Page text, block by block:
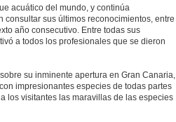
acuático del mundo, y continúa
sus últimos reconocimientos, entre
año consecutivo. Entre todas sus
a todos los profesionales que se dieron
su inminente apertura en Gran Canaria,
impresionantes especies de todas partes
los visitantes las maravillas de las especies